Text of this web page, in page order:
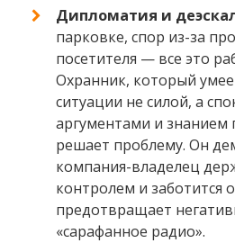
Дипломатия и
парковке, спор из-за
посетителя — все это
Охранник, который
ситуации не силой, а
аргументами и знанием
решает проблему. Он
компания-владелец
контролем и заботится
предотвращает
«сарафанное радио».